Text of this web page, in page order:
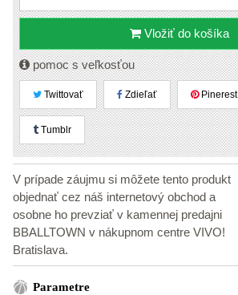
Vložiť do košíka
pomoc s veľkosťou
Twittovať Zdieľať Pinerest
Tumblr
V prípade záujmu si môžete tento produkt
objednať cez náš internetový obchod a
osobne ho prevziať v kamennej predajni
BBALLTOWN v nákupnom centre VIVO!
Bratislava.
Parametre